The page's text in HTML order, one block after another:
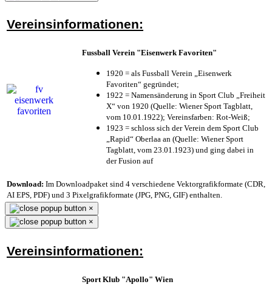
Vereinsinformationen:
Fussball Verein "Eisenwerk Favoriten"
1920 = als Fussball Verein „Eisenwerk
Favoriten“ gegründet;
1922 = Namensänderung in Sport Club „Freiheit
X“ von 1920 (Quelle: Wiener Sport Tagblatt,
vom 10.01.1922); Vereinsfarben: Rot-Weiß;
1923 = schloss sich der Verein dem Sport Club
„Rapid“ Oberlaa an (Quelle: Wiener Sport
Tagblatt, vom 23.01.1923) und ging dabei in
der Fusion auf
Download: Im Downloadpaket sind 4 verschiedene Vektorgrafikformate (CDR,
AI EPS, PDF) und 3 Pixelgrafikformate (JPG, PNG, GIF) enthalten.
×
×
Vereinsinformationen:
Sport Klub "Apollo" Wien